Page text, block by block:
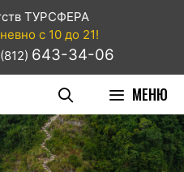
ТУРСФЕРА
с 10 до 21!
643-34-06
МЕНЮ